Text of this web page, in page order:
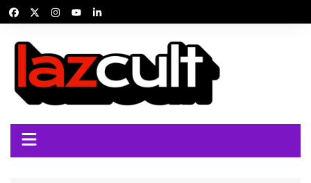
para
conteúdo